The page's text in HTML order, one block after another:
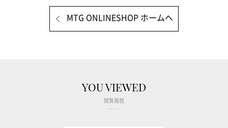
MTG ONLINESHOP ホームへ
YOU VIEWED
閲覧履歴